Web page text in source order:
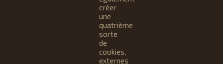
créer
une
quatrième
sorte
de
cookies,
externes